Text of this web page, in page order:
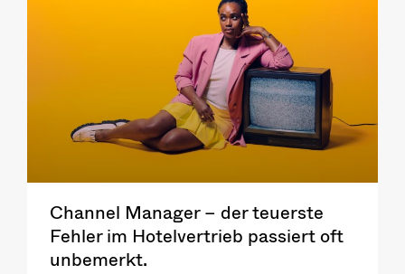
Channel Manager – der teuerste
Fehler im Hotelvertrieb passiert oft
unbemerkt.